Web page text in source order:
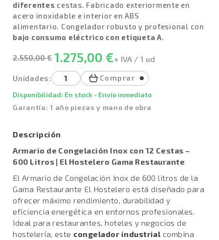
diferentes cestas. Fabricado exteriormente en
acero inoxidable e interior en ABS
alimentario. Congelador robusto y profesional con
bajo consumo eléctrico con etiqueta A.
2.550,00 € 1.275,00 €+ IVA / 1 ud
Unidades: Comprar
Disponibilidad: En stock - Envío inmediato
Garantía: 1 año piezas y mano de obra
Descripción
Armario de Congelación Inox con 12 Cestas –
600 Litros | El Hostelero Gama Restaurante
El Armario de Congelación Inox de 600 litros de la
Gama Restaurante El Hostelero está diseñado para
ofrecer máximo rendimiento, durabilidad y
eficiencia energética en entornos profesionales.
Ideal para restaurantes, hoteles y negocios de
hostelería, este congelador industrial combina